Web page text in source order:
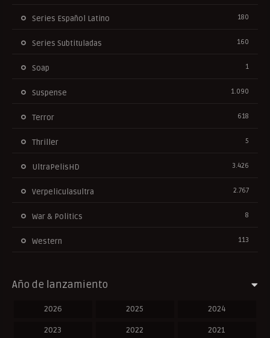
Series Español Latino 180
Series Subtituladas 160
Soap 1
Suspense 1.090
Terror 618
Thriller 5
UltraPelisHD 3.426
Verpeliculasultra 2.767
War & Politics 8
Western 113
Año de lanzamiento
2026 2025 2024
2023 2022 2021